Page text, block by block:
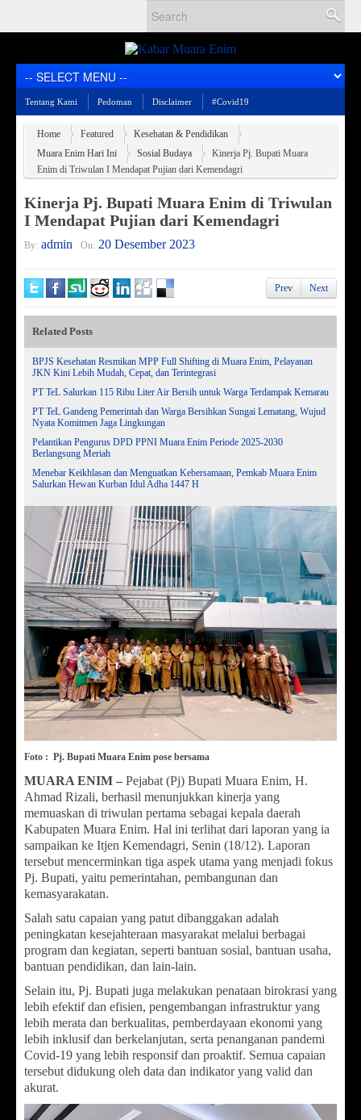
Tentang Kami Pedoman Disclaimer #Covid19
Home Featured
Kesehatan & Pendidikan
Muara Enim Hari Ini
Sosial Budaya
Kinerja Pj. Bupati Muara
Enim di Triwulan I Mendapat Pujian dari Kemendagri
Kinerja Pj. Bupati Muara Enim di Triwulan
I Mendapat Pujian dari Kemendagri
By: admin On: 20 Desember 2023
Prev Next
Related Posts
BPJS Kesehatan Resmikan MPP Full Shifting di Muara Enim, Pelayanan
JKN Kini Lebih Mudah, Cepat, dan Terintegrasi
PT TeL Salurkan 115 Ribu Liter Air Bersih untuk Warga Terdampak Kemarau
PT TeL Gandeng Pemerintah dan Warga Bersihkan Sungai Lematang, Wujud
Nyata Komitmen Jaga Lingkungan
Pelantikan Pengurus DPD PPNI Muara Enim Periode 2025-2030
Berlangsung Meriah
Menebar Keikhlasan dan Menguatkan Kebersamaan, Pemkab Muara Enim
Salurkan Hewan Kurban Idul Adha 1447 H
Foto : Pj. Bupati Muara Enim pose bersama
MUARA ENIM – Pejabat (Pj) Bupati Muara Enim, H.
Ahmad Rizali, berhasil menunjukkan kinerja yang
memuaskan di triwulan pertama sebagai kepala daerah
Kabupaten Muara Enim. Hal ini terlihat dari laporan yang ia
sampaikan ke Itjen Kemendagri, Senin (18/12). Laporan
tersebut mencerminkan tiga aspek utama yang menjadi fokus
Pj. Bupati, yaitu pemerintahan, pembangunan dan
kemasyarakatan.
Salah satu capaian yang patut dibanggakan adalah
peningkatan kesejahteraan masyarakat melalui berbagai
program dan kegiatan, seperti bantuan sosial, bantuan usaha,
bantuan pendidikan, dan lain-lain.
Selain itu, Pj. Bupati juga melakukan penataan birokrasi yang
lebih efektif dan efisien, pengembangan infrastruktur yang
lebih merata dan berkualitas, pemberdayaan ekonomi yang
lebih inklusif dan berkelanjutan, serta penanganan pandemi
Covid-19 yang lebih responsif dan proaktif. Semua capaian
tersebut didukung oleh data dan indikator yang valid dan
akurat.